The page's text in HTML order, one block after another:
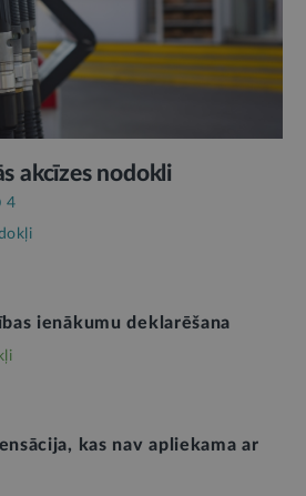
akcīzes nodokli
4
ienākumu deklarēšana
kas nav apliekama ar